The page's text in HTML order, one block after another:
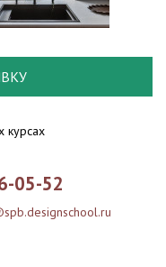
курсах
05-52